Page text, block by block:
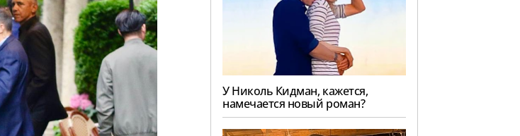
У Николь Кидман, кажется,
намечается новый роман?